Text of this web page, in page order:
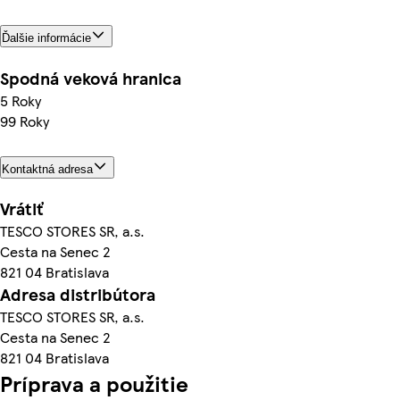
Ďalšie informácie
Spodná veková hranica
5 Roky
99 Roky
Kontaktná adresa
Vrátiť
TESCO STORES SR, a.s.
Cesta na Senec 2
821 04 Bratislava
Adresa distribútora
TESCO STORES SR, a.s.
Cesta na Senec 2
821 04 Bratislava
Príprava a použitie